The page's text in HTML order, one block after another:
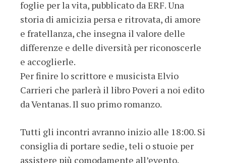
foglie per la vita, pubblicato da ERF. Una
storia di amicizia persa e ritrovata, di amore
e fratellanza, che insegna il valore delle
differenze e delle diversità per riconoscerle
e accoglierle.
Per finire lo scrittore e musicista Elvio
Carrieri che parlerà il libro Poveri a noi edito
da Ventanas. Il suo primo romanzo.
Tutti gli incontri avranno inizio alle 18:00. Si
consiglia di portare sedie, teli o stuoie per
assistere più comodamente all’evento.